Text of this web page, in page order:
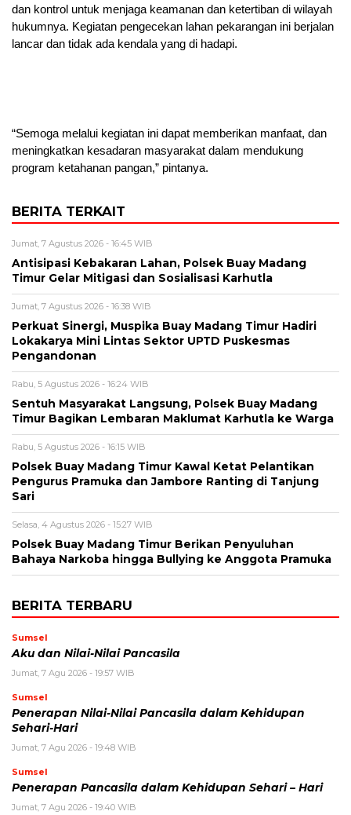
dan kontrol untuk menjaga keamanan dan ketertiban di wilayah
hukumnya. Kegiatan pengecekan lahan pekarangan ini berjalan
lancar dan tidak ada kendala yang di hadapi.
“Semoga melalui kegiatan ini dapat memberikan manfaat, dan
meningkatkan kesadaran masyarakat dalam mendukung
program ketahanan pangan,” pintanya.
BERITA TERKAIT
Jumat, 7 Agustus 2026 - 16:45 WIB
Antisipasi Kebakaran Lahan, Polsek Buay Madang
Timur Gelar Mitigasi dan Sosialisasi Karhutla
Jumat, 7 Agustus 2026 - 16:38 WIB
Perkuat Sinergi, Muspika Buay Madang Timur Hadiri
Lokakarya Mini Lintas Sektor UPTD Puskesmas
Pengandonan
Rabu, 5 Agustus 2026 - 16:24 WIB
Sentuh Masyarakat Langsung, Polsek Buay Madang
Timur Bagikan Lembaran Maklumat Karhutla ke Warga
Rabu, 5 Agustus 2026 - 16:15 WIB
Polsek Buay Madang Timur Kawal Ketat Pelantikan
Pengurus Pramuka dan Jambore Ranting di Tanjung
Sari
Selasa, 4 Agustus 2026 - 15:27 WIB
Polsek Buay Madang Timur Berikan Penyuluhan
Bahaya Narkoba hingga Bullying ke Anggota Pramuka
BERITA TERBARU
Sumsel
Aku dan Nilai-Nilai Pancasila
Jumat, 7 Agu 2026 - 19:57 WIB
Sumsel
Penerapan Nilai-Nilai Pancasila dalam Kehidupan
Sehari-Hari
Jumat, 7 Agu 2026 - 19:48 WIB
Sumsel
Penerapan Pancasila dalam Kehidupan Sehari – Hari
Jumat, 7 Agu 2026 - 19:40 WIB